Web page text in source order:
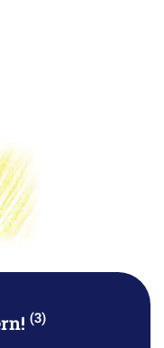
(3)